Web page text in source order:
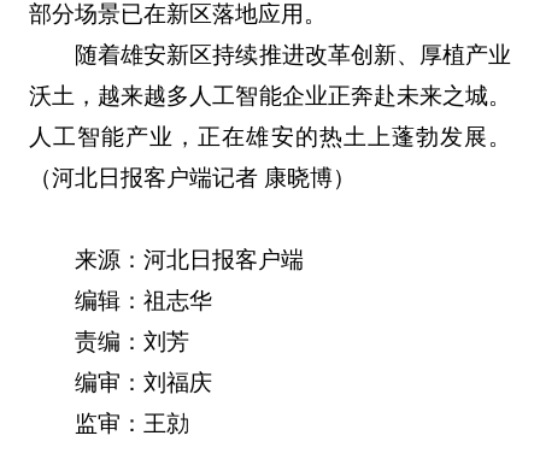
部分场景已在新区落地应用。
随着雄安新区持续推进改革创新、厚植产业
沃土，越来越多人工智能企业正奔赴未来之城。
人工智能产业，正在雄安的热土上蓬勃发展。
（河北日报客户端记者 康晓博）
来源：河北日报客户端
编辑：祖志华
责编：刘芳
编审：刘福庆
监审：王勍